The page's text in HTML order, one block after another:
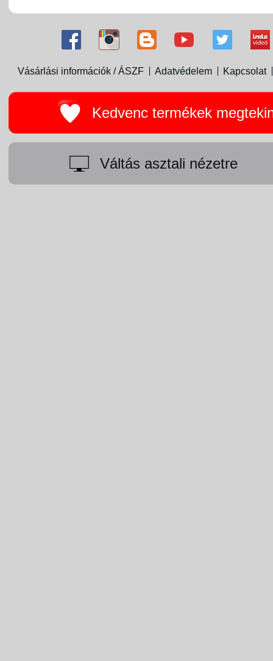
Vásárlási információk / ÁSZF Adatvédelem Kapcsolat
Kedvenc termékek
Váltás asztali nézetre